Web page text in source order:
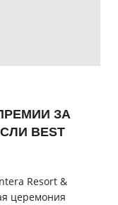
ЗА
BEST
Resort &
церемония